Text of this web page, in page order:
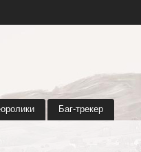
Баг-трекер